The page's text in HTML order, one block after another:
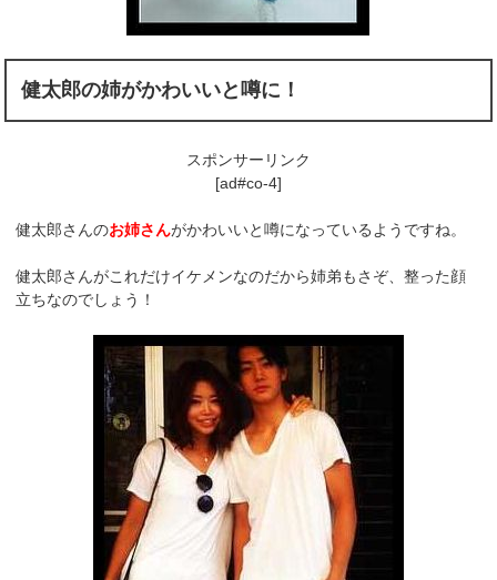
健太郎の姉がかわいいと噂に！
スポンサーリンク
[ad#co-4]
健太郎さんのお姉さんがかわいいと噂になっているようですね。
健太郎さんがこれだけイケメンなのだから姉弟もさぞ、整った顔
立ちなのでしょう！